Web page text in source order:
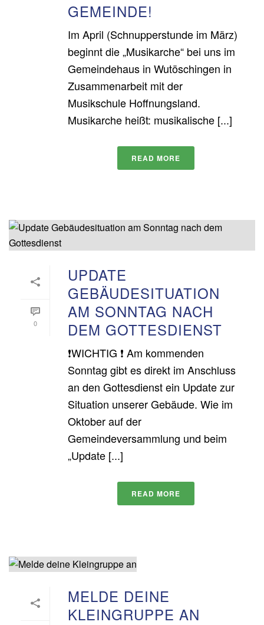
GEMEINDE!
Im April (Schnupperstunde im März)
beginnt die „Musikarche“ bei uns im
Gemeindehaus in Wutöschingen in
Zusammenarbeit mit der
Musikschule Hoffnungsland.
Musikarche heißt: musikalische [...]
READ MORE
0
UPDATE
GEBÄUDESITUATION
AM SONNTAG NACH
DEM GOTTESDIENST
❗️WICHTIG ❗️ Am kommenden
Sonntag gibt es direkt im Anschluss
an den Gottesdienst ein Update zur
Situation unserer Gebäude. Wie im
Oktober auf der
Gemeindeversammlung und beim
„Update [...]
READ MORE
MELDE DEINE
KLEINGRUPPE AN